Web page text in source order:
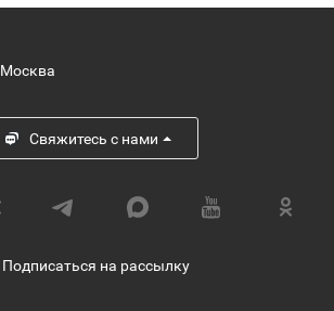
Москва
Свяжитесь с нами
Подписаться на рассылку